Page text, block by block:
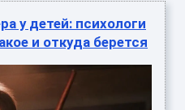
у детей: психологи
и откуда берется